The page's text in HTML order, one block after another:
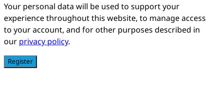
Your personal data will be used to support your
experience throughout this website, to manage access
to your account, and for other purposes described in
our privacy policy.
Register